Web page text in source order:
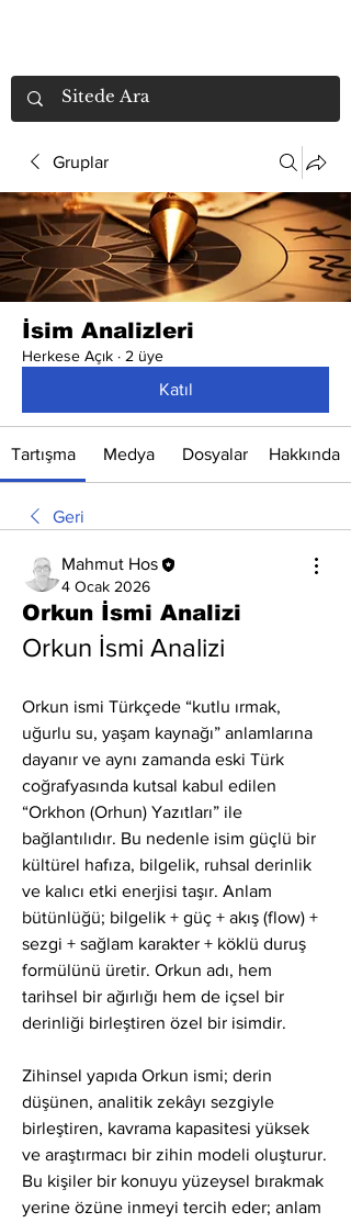
Gruplar
İsim Analizleri
Herkese Açık · 2 üye
Katıl
Tartışma Medya Dosyalar Hakkında
Geri
Mahmut Hos
4 Ocak 2026
Orkun İsmi Analizi
Orkun İsmi Analizi
Orkun ismi Türkçede “kutlu ırmak,
uğurlu su, yaşam kaynağı” anlamlarına
dayanır ve aynı zamanda eski Türk
coğrafyasında kutsal kabul edilen
“Orkhon (Orhun) Yazıtları” ile
bağlantılıdır. Bu nedenle isim güçlü bir
kültürel hafıza, bilgelik, ruhsal derinlik
ve kalıcı etki enerjisi taşır. Anlam
bütünlüğü; bilgelik + güç + akış (flow) +
sezgi + sağlam karakter + köklü duruş
formülünü üretir. Orkun adı, hem
tarihsel bir ağırlığı hem de içsel bir
derinliği birleştiren özel bir isimdir.
Zihinsel yapıda Orkun ismi; derin
düşünen, analitik zekâyı sezgiyle
birleştiren, kavrama kapasitesi yüksek
ve araştırmacı bir zihin modeli oluşturur.
Bu kişiler bir konuyu yüzeysel bırakmak
yerine özüne inmeyi tercih eder; anlam